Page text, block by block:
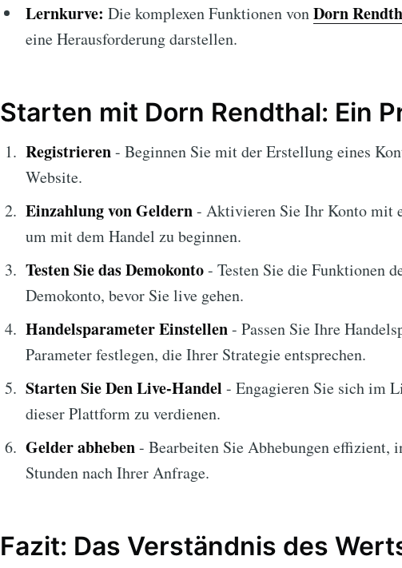
Lernkurve: Die komplexen Funktionen vonDorn
eine Herausforderung darstellen.
Starten mit Dorn Rendthal: Ein
Registrieren- Beginnen Sie mit der Erstellung eines
Website.
Einzahlung von Geldern- Aktivieren Sie Ihr Konto mit
um mit dem Handel zu beginnen.
Testen Sie das Demokonto- Testen Sie die Funktionen
Demokonto, bevor Sie live gehen.
Handelsparameter Einstellen- Passen Sie Ihre
Parameter festlegen, die Ihrer Strategie entsprechen.
Starten Sie Den Live-Handel - Engagieren Sie sich im
dieser Plattform zu verdienen.
Gelder abheben- Bearbeiten Sie Abhebungen effizient,
Stunden nach Ihrer Anfrage.
Fazit: Das Verständnis des